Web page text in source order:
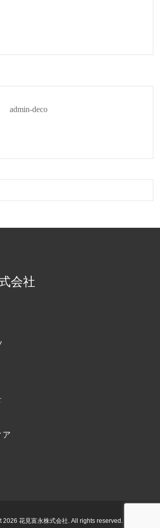
admin-deco
会社
ア
2026 花見富永株式会社. All rights reserved.